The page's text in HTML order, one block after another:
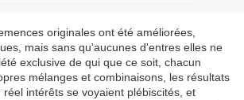
originales ont été améliorées,
mais sans qu'aucunes d'entres elles ne
exclusive de qui que ce soit, chacun
mélanges et combinaisons, les résultats
intérêts se voyaient plébiscités, et